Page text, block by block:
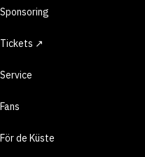
Sponsoring
Tickets ↗
Service
Fans
För de Küste